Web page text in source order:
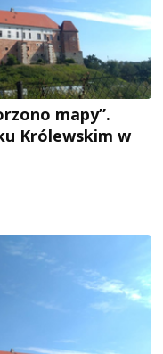
mapy”.
Królewskim w